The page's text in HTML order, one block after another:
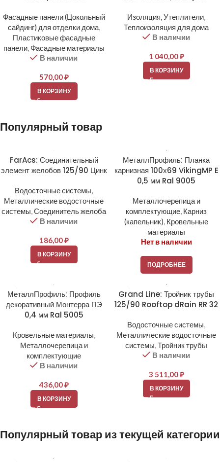
Фасадные панели (Цокольный
сайдинг) для отделки дома,
Пластиковые фасадные
панели, Фасадные материалы
В наличии
570,00₽
В КОРЗИНУ
Изоляция, Утеплители,
Теплоизоляция для дома
В наличии
1 040,00₽
В КОРЗИНУ
Популярный товар
FarAcs: Соединительный
элемент желобов 125/90 Цинк
Водосточные системы,
Металлические водосточные
системы,Соединитель желоба
В наличии
186,00₽
В КОРЗИНУ
МеталлПрофиль: Планка
карнизная 100х69 VikingMP E
0,5 мм Ral 9005
Металлочерепица и
комплектующие, Карниз
(капельник), Кровельные
материалы
Нет в наличии
ПОДРОБНЕЕ
МеталлПрофиль: Профиль
декоративный Монтерра ПЭ
0,4 мм Ral 5005
Кровельные материалы,
Металлочерепица и
комплектующие
В наличии
436,00₽
В КОРЗИНУ
Grand Line: Тройник трубы
125/90 Rooftop dRain RR 32
Водосточные системы,
Металлические водосточные
системы,Тройник трубы
В наличии
3 511,00₽
В КОРЗИНУ
Популярный товар из текущей категории